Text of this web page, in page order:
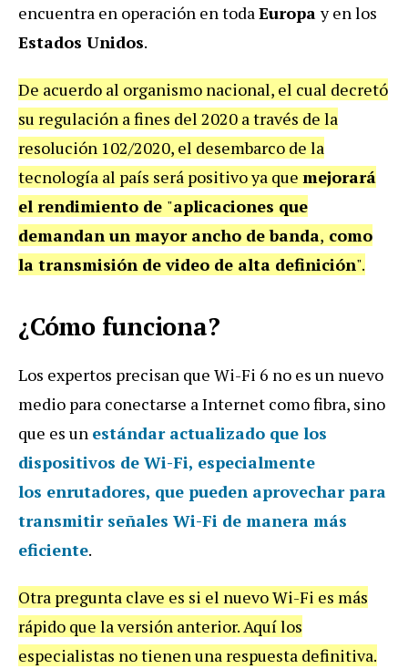
encuentra en operación en todaEuropay en los
Estados Unidos.
De acuerdo al organismo nacional, el cual decretó
su regulación a fines del 2020 a través de la
resolución 102/2020, el desembarco de la
tecnología al país será positivo ya que mejorará
el rendimiento de "aplicaciones que
demandan un mayor ancho de banda, como
la transmisión de video de alta definición".
¿Cómo funciona?
Los expertos precisan que Wi-Fi 6 no es un nuevo
medio para conectarse a Internet como fibra, sino
que es un estándar actualizado que los
dispositivos de Wi-Fi, especialmente
los enrutadores, que pueden aprovechar para
transmitir señales Wi-Fi de manera más
eficiente.
Otra pregunta clave es si el nuevo Wi-Fi es más
rápido que la versión anterior. Aquí los
especialistas no tienen una respuesta definitiva.